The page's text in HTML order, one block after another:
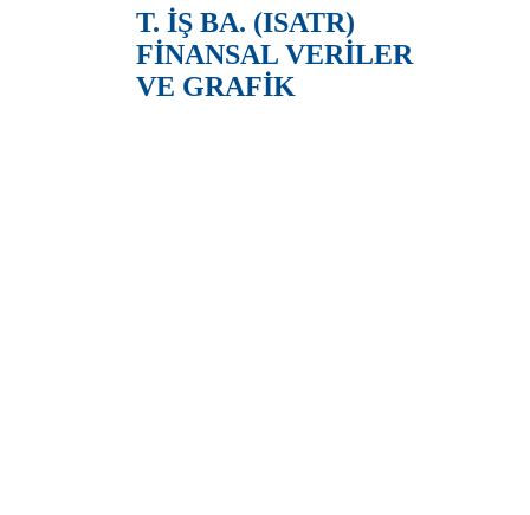
T. İŞ BA. (ISATR)
FİNANSAL VERİLER
VE GRAFİK